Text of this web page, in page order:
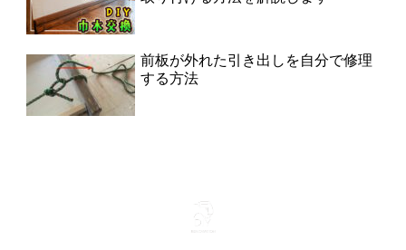
前板が外れた引き出しを自分で修理
する方法